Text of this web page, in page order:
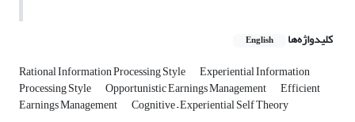
کلیدواژه‌ها English
Rational Information Processing Style Experiential Information
Processing Style Opportunistic Earnings Management Efficient
Earnings Management Cognitive – Experiential Self Theory